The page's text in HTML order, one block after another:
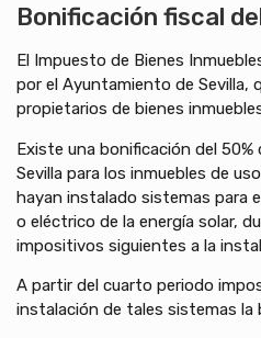
Bonificación fiscal
El Impuesto de Bienes
por el Ayuntamiento de Sevilla,
propietarios de bienes
Existe una bonificación del
Sevilla para los inmuebles de
hayan instalado sistemas para
o eléctrico de la energía solar,
impositivos siguientes a la
A partir del cuarto periodo
instalación de tales sistemas la